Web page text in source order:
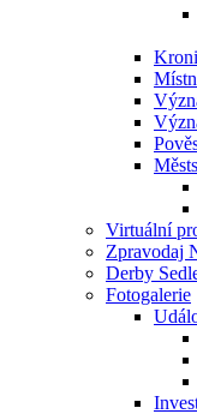
Virtuální
Zpravodaj
Derby
Fotogalerie